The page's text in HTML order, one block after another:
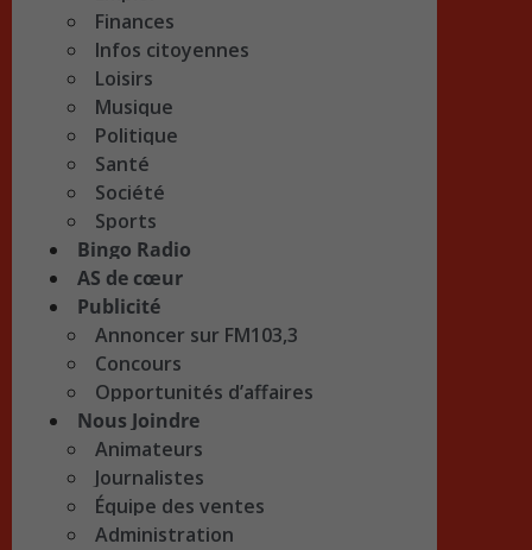
Finances
Infos citoyennes
Loisirs
Musique
Politique
Santé
Société
Sports
Bingo Radio
AS de cœur
Publicité
Annoncer sur FM103,3
Concours
Opportunités d’affaires
Nous Joindre
Animateurs
Journalistes
Équipe des ventes
Administration